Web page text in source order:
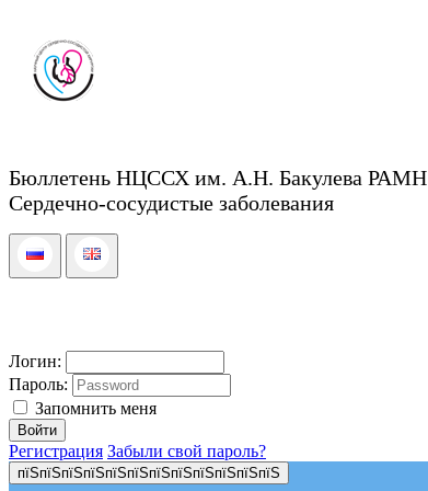
Бюллетень НЦССХ им. А.Н. Бакулева РАМН
Сердечно-сосудистые заболевания
Логин:
Пароль:
Запомнить меня
Регистрация Забыли свой пароль?
пїЅпїЅпїЅпїЅпїЅпїЅпїЅпїЅпїЅпїЅпїЅпїЅ